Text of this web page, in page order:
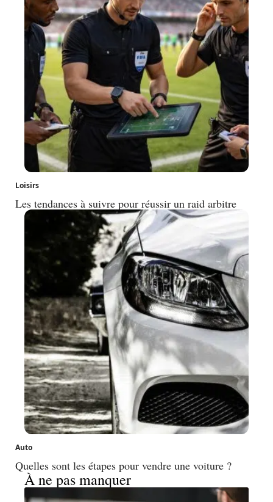
Loisirs
Les tendances à suivre pour réussir un raid arbitre
Auto
Quelles sont les étapes pour vendre une voiture ?
À ne pas manquer